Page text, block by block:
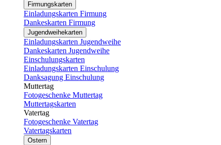
Firmungskarten
Einladungskarten Firmung
Dankeskarten Firmung
Jugendweihekarten
Einladungskarten Jugendweihe
Dankeskarten Jugendweihe
Einschulungskarten
Einladungskarten Einschulung
Danksagung Einschulung
Muttertag
Fotogeschenke Muttertag
Muttertagskarten
Vatertag
Fotogeschenke Vatertag
Vatertagskarten
Ostern